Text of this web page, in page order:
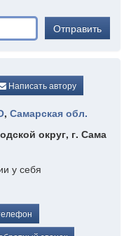
Отправить
Написать автору
, Самарская обл.
округ, г. Сама
у себя